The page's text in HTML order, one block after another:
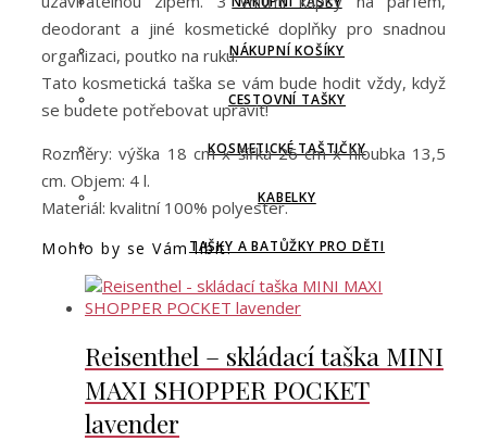
NÁKUPNÍ KOŠÍKY
CESTOVNÍ TAŠKY
KOSMETICKÉ TAŠTIČKY
KABELKY
TAŠKY A BATŮŽKY PRO DĚTI
deodorant a jiné kosmetické doplňky pro snadnou
organizaci, poutko na ruku.
Tato kosmetická taška se vám bude hodit vždy, když
se budete potřebovat upravit!
Rozměry: výška 18 cm x šířka 26 cm x hloubka 13,5
cm. Objem: 4 l.
Materiál: kvalitní 100% polyester.
Mohlo by se Vám líbit:
Reisenthel – skládací taška MINI
MAXI SHOPPER POCKET
lavender